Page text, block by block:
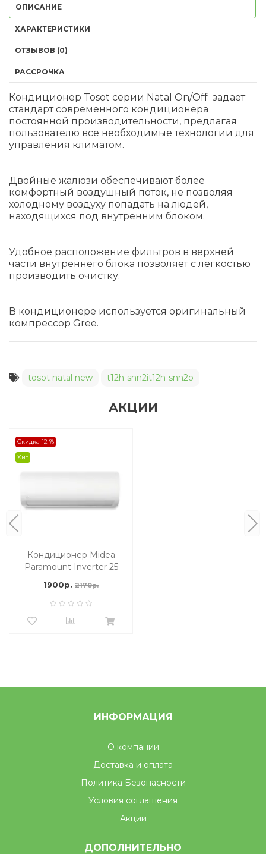
ОПИСАНИЕ
ХАРАКТЕРИСТИКИ
ОТЗЫВОВ (0)
РАССРОЧКА
Кондиционер Tosot серии Natal On/Off задает
стандарт современного кондиционера
постоянной производительности, предлагая
пользователю все необходимые технологии для
управления климатом.
Двойные жалюзи обеспечивают более
комфортный воздушный поток, не позволяя
холодному воздуху попадать на людей,
находящихся под внутренним блоком.
Удобное расположение фильтров в верхней
части внутреннего блока позволяет с лёгкостью
производить очистку.
В кондиционере используется оригинальный
компрессор Gree.
tosot natal new t12h-snn2it12h-snn2o
АКЦИИ
Скидка 12 %
Хит
Кондиционер Midea
Paramount Inverter 25
1900р. 2170р.
ИНФОРМАЦИЯ
О компании
Доставка и оплата
Политика Безопасности
Условия соглашения
Акции
ДОПОЛНИТЕЛЬНО